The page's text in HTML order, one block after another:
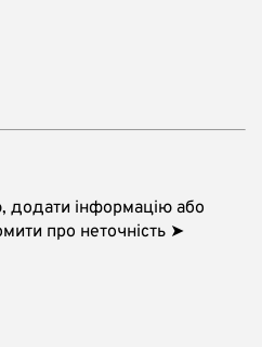
додати інформацію або
про неточність ➤